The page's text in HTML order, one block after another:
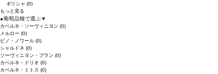
ギリシャ(0)
もっと見る
●葡萄品種で選ぶ▼
カベルネ・ソーヴィニヨン (0)
メルロー (0)
ピノ・ノワール (0)
シャルドネ (0)
ソーヴィニヨン・ブラン (0)
カベルネ・ドリオ (0)
カベルネ・ミトス (0)